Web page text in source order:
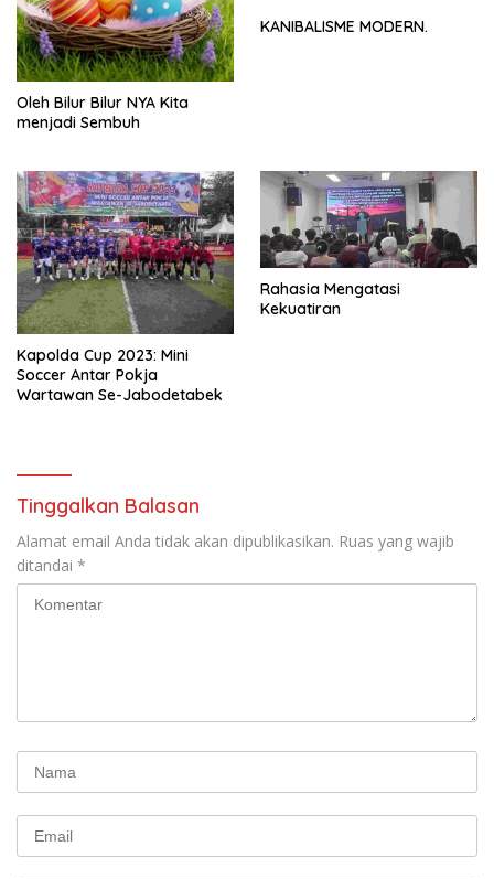
Oleh Bilur Bilur NYA Kita
menjadi Sembuh
KANIBALISME MODERN.
Kapolda Cup 2023: Mini
Soccer Antar Pokja
Wartawan Se-Jabodetabek
Rahasia Mengatasi
Kekuatiran
Tinggalkan Balasan
Alamat email Anda tidak akan dipublikasikan. Ruas yang wajib
ditandai *